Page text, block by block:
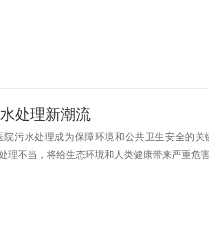
处理新潮流
污水处理成为保障环境和公共卫生安全的
理不当，将给生态环境和人类健康带来严重危